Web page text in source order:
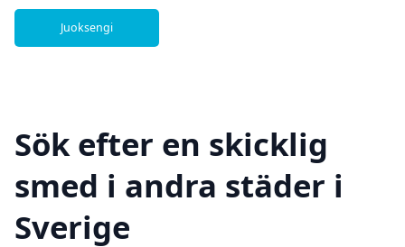
Juoksengi
Sök efter en skicklig
smed i andra städer i
Sverige